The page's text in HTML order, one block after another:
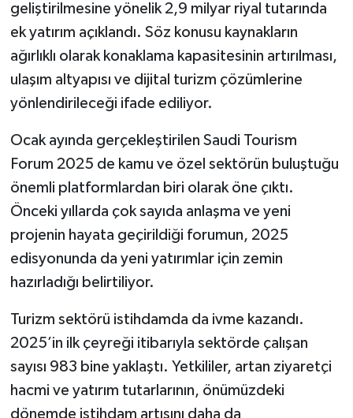
geliştirilmesine yönelik 2,9 milyar riyal tutarında
ek yatırım açıklandı. Söz konusu kaynakların
ağırlıklı olarak konaklama kapasitesinin artırılması,
ulaşım altyapısı ve dijital turizm çözümlerine
yönlendirileceği ifade ediliyor.
Ocak ayında gerçekleştirilen Saudi Tourism
Forum 2025 de kamu ve özel sektörün buluştuğu
önemli platformlardan biri olarak öne çıktı.
Önceki yıllarda çok sayıda anlaşma ve yeni
projenin hayata geçirildiği forumun, 2025
edisyonunda da yeni yatırımlar için zemin
hazırladığı belirtiliyor.
Turizm sektörü istihdamda da ivme kazandı.
2025’in ilk çeyreği itibarıyla sektörde çalışan
sayısı 983 bine yaklaştı. Yetkililer, artan ziyaretçi
hacmi ve yatırım tutarlarının, önümüzdeki
dönemde istihdam artışını daha da